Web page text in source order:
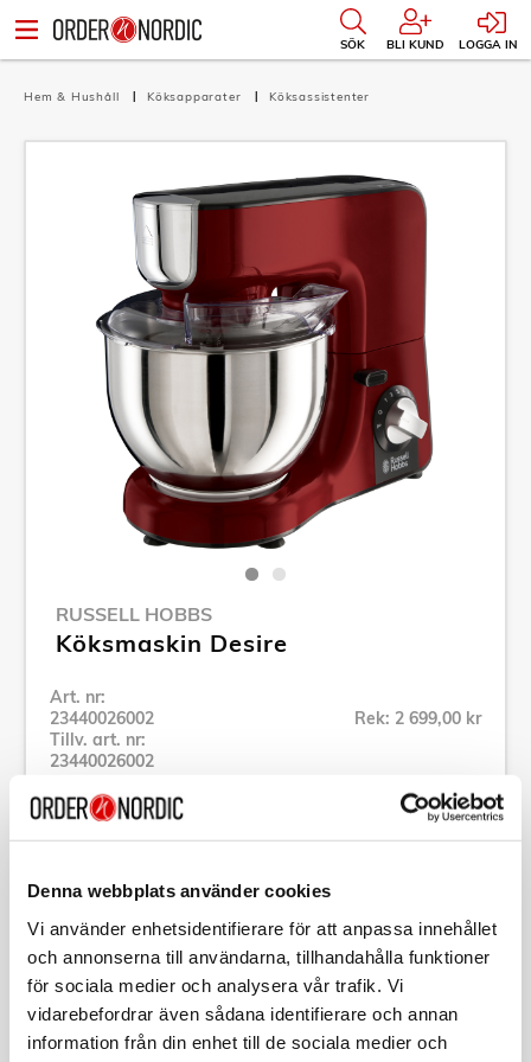
Denna webbplats använder cookies
Vi använder enhetsidentifierare för att anpassa innehållet
och annonserna till användarna, tillhandahålla funktioner
för sociala medier och analysera vår trafik. Vi
vidarebefordrar även sådana identifierare och annan
information från din enhet till de sociala medier och
SÖK BLI KUND LOGGA IN
Hem & Hushåll Köksapparater Köksassistenter
RUSSELL HOBBS
Köksmaskin Desire
Art. nr:
23440026002
Tillv. art. nr:
23440026002
Rek: 2 699,00 kr
Specifikation
Beskrivning
Art. nr:23440026002
Tillv. art. nr: